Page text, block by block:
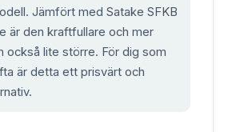
Jämfört med Satake SFKB
är den kraftfullare och mer
också lite större. För dig som
är detta ett prisvärt och